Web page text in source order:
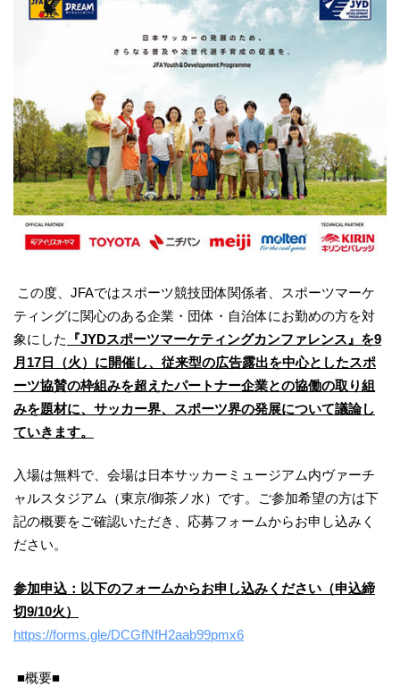
この度、JFAではスポーツ競技団体関係者、スポーツマーケ
ティングに関心のある企業・団体・自治体にお勤めの方を対
象にした
『JYDスポーツマーケティングカンファレンス』を9
月17日（火）に開催し、従来型の広告露出を中心としたスポ
ーツ協賛の枠組みを超えたパートナー企業との協働の取り組
みを題材に、サッカー界、スポーツ界の発展について議論し
ていきます。
入場は無料で、会場は日本サッカーミュージアム内ヴァーチ
ャルスタジアム（東京/御茶ノ水）です。ご参加希望の方は下
記の概要をご確認いただき、応募フォームからお申し込みく
ださい。
参加申込：以下のフォームからお申し込みください（申込締
切9/10火）
https://forms.gle/DCGfNfH2aab99pmx6
■概要■